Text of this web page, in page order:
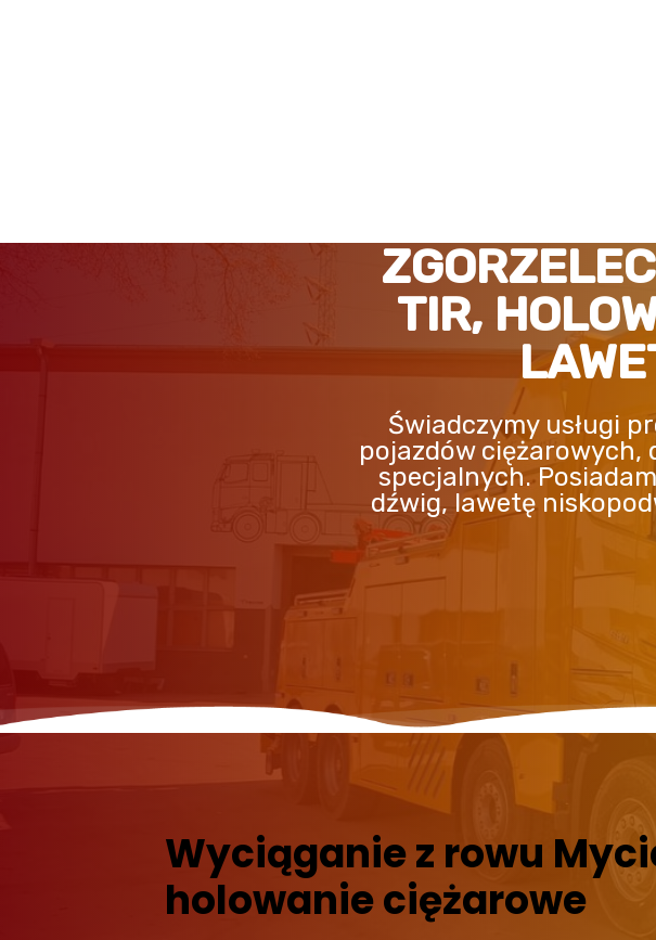
TIR,
Świadczymy usługi
pojazdów
specjalnych.
dźwig, lawetę
Wyciąganie z rowu
holowanie ciężarowe